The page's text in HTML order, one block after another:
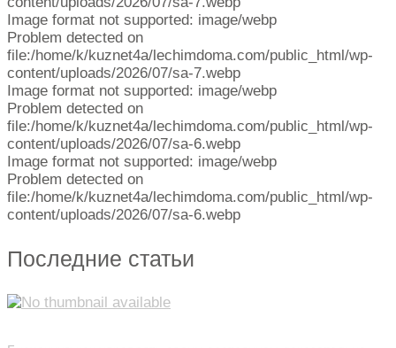
Image format not supported: image/webp
Problem detected on
file:/home/k/kuznet4a/lechimdoma.com/public_html/wp-
content/uploads/2026/07/sa-7.webp
Image format not supported: image/webp
Problem detected on
file:/home/k/kuznet4a/lechimdoma.com/public_html/wp-
content/uploads/2026/07/sa-6.webp
Image format not supported: image/webp
Problem detected on
file:/home/k/kuznet4a/lechimdoma.com/public_html/wp-
content/uploads/2026/07/sa-6.webp
Последние статьи